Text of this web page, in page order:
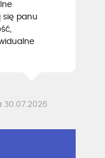
się panu
30.07.2026